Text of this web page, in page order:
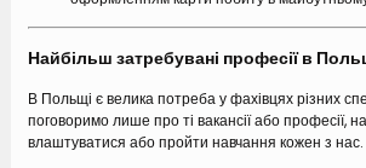
Найбільш затребувані професії в
В Польщі є велика потреба у фахівцях різних
поговоримо лише про ті вакансії або професії,
влаштуватися або пройти навчання кожен з нас.